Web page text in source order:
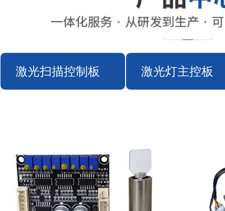
激光扫描控制板 激光灯主控板